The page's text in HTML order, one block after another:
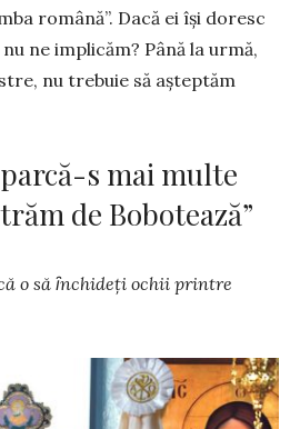
română”. Dacă ei își doresc
ne implicăm? Până la urmă,
nu trebuie să așteptăm
s mai multe
de Bobotează”
o să ȋnchideţi ochii printre